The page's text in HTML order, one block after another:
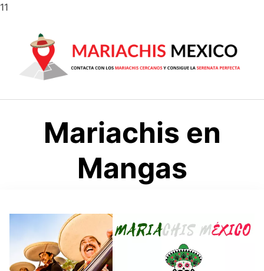
11
contenido
Mariachis en
Mangas